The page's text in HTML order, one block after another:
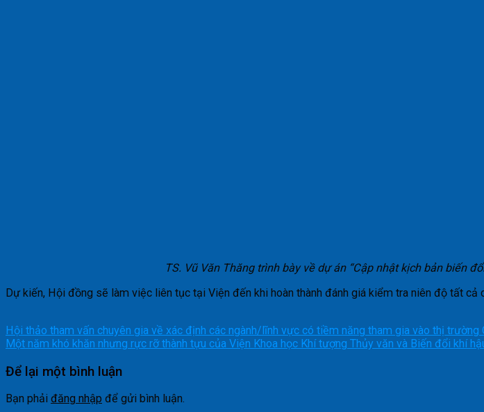
TS. Vũ Văn Thăng trình bày về dự án “Cập nhật kịch bản biến
Dự kiến, Hội đồng sẽ làm việc liên tục tại Viện đến khi hoàn thành đánh giá kiểm tra niên độ tất cả
Hội thảo tham vấn chuyên gia về xác định các ngành/lĩnh vực có tiềm năng tham gia vào thị trường
Một năm khó khăn nhưng rực rỡ thành tựu của Viện Khoa học Khí tượng Thủy văn và Biến đổi khí
Để lại một bình luận
Bạn phải đăng nhập để gửi bình luận.